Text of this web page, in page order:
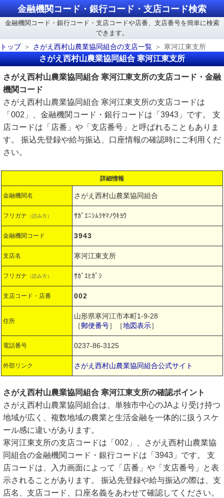
金融機関コード・銀行コード・支店コード検索
金融機関コード・銀行コード・支店コードや店番、支店番号を簡単に検索
できます。
トップ
さがえ西村山農業協同組合の支店一覧 寒河江東支所
さがえ西村山農業協同組合 寒河江東支所
さがえ西村山農業協同組合 寒河江東支所の支店コード・金融
機関コード
さがえ西村山農業協同組合 寒河江東支所の支店コードは
「002」、金融機関コード・銀行コードは「3943」です。 支
店コードは「店番」や「支店番号」と呼ばれることもありま
す。 振込先登録や給与振込、口座情報の確認時にご利用くだ
さい。
詳細情報
金融機関名 さがえ西村山農業協同組合
フリガナ （読み方） ｻｶﾞｴﾆｼﾑﾗﾔﾏﾉｳｷﾖｳ
金融機関コード 3943
支店名 寒河江東支所
フリガナ （読み方） ｻｶﾞｴﾋｶﾞｼ
支店コード・店番 002
住所
山形県寒河江市本町1-9-28
［郵便番号］［地図表示］
電話番号 0237-86-3125
外部リンク さがえ西村山農業協同組合公式サイト
さがえ西村山農業協同組合 寒河江東支所の確認ポイント
さがえ西村山農業協同組合は、単独市中心のJAより受け持つ
地域が広く、複数地域の農業と生活金融を一体的に扱うスケ
ール感に違いがあります。
寒河江東支所の支店コードは「002」、さがえ西村山農業協
同組合の金融機関コード・銀行コードは「3943」です。 支
店コードは、入力画面によって「店番」や「支店番号」と表
示されることがあります。 振込先登録や給与振込の際は、支
店名、支店コード、口座名義をあわせて確認してください。